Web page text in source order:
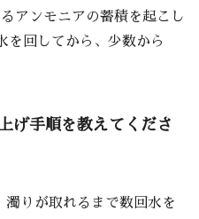
アンモニアの蓄積を起こし
を回してから、少数から
げ手順を教えてくださ
りが取れるまで数回水を